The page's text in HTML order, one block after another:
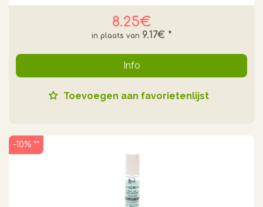
8.25€
9.17€ *
Info
Toevoegen aan favorietenlijst
-10% **